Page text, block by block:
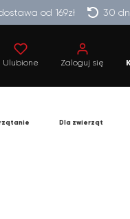
od 169zł 30
Ulubione Zaloguj się
Dla zwierząt